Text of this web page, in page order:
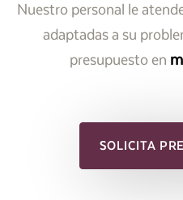
Nuestro personal le
adaptadas a su
presupuesto en
SOLICITA